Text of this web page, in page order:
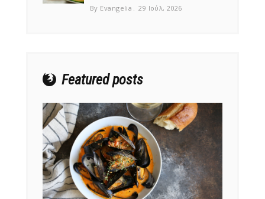
By Evangelia 29 Ιούλ, 2026
Featured posts